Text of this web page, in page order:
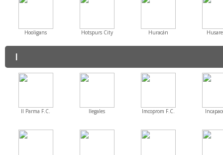
Hooligans Hotspurs City Huracán
I
Il Parma F.C. Ilegales Imcoprom F.C.